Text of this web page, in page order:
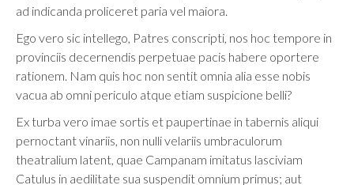
ad indicanda proliceret paria vel maiora.
Ego vero sic intellego, Patres conscripti, nos hoc tempore in
provinciis decernendis perpetuae pacis habere oportere
rationem. Nam quis hoc non sentit omnia alia esse nobis
vacua ab omni periculo atque etiam suspicione belli?
Ex turba vero imae sortis et paupertinae in tabernis aliqui
pernoctant vinariis, non nulli velariis umbraculorum
theatralium latent, quae Campanam imitatus lasciviam
Catulus in aedilitate sua suspendit omnium primus; aut